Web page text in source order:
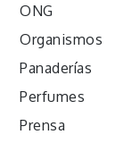
ONG
Organismos
Panaderías
Perfumes
Prensa